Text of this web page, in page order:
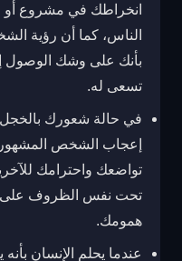
انخراطك في مشروع أو
الناس، كما أن رؤية
بأنك على وشك الوصول
تسعى له.
في حالة شعورك
إعجاب الشخص
تواضعك واحترامك
تحت نفس الظروف على
همومك.
عندما يحلم الإنسان